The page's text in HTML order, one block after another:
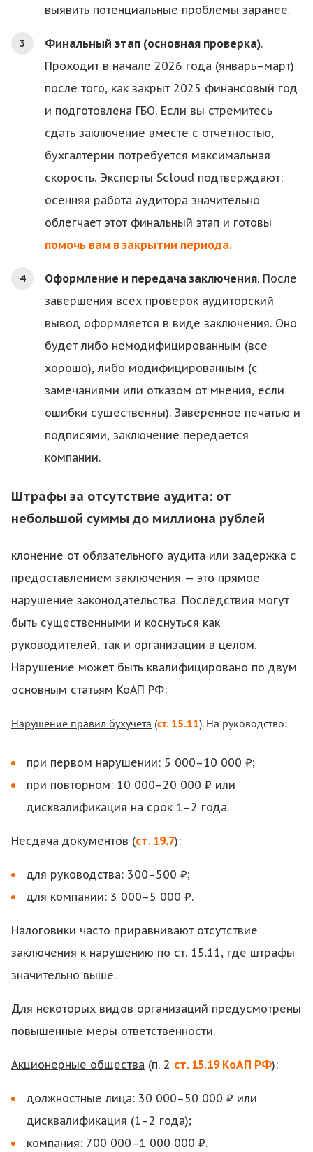
выявить потенциальные проблемы заранее.
Финальный этап (основная проверка).
Проходит в начале 2026 года (январь–март)
после того, как закрыт 2025 финансовый год
и подготовлена ГБО. Если вы стремитесь
сдать заключение вместе с отчетностью,
бухгалтерии потребуется максимальная
скорость. Эксперты Scloud подтверждают:
осенняя работа аудитора значительно
облегчает этот финальный этап и готовы
помочь вам в закрытии периода.
Оформление и передача заключения. После
завершения всех проверок аудиторский
вывод оформляется в виде заключения. Оно
будет либо немодифицированным (все
хорошо), либо модифицированным (с
замечаниями или отказом от мнения, если
ошибки существенны). Заверенное печатью и
подписями, заключение передается
компании.
Штрафы за отсутствие аудита: от
небольшой суммы до миллиона рублей
клонение от обязательного аудита или задержка с
предоставлением заключения — это прямое
нарушение законодательства. Последствия могут
быть существенными и коснуться как
руководителей, так и организации в целом.
Нарушение может быть квалифицировано по двум
основным статьям КоАП РФ:
Нарушение правил бухучета (ст. 15.11). На руководство:
при первом нарушении: 5 000–10 000 ₽;
при повторном: 10 000–20 000 ₽ или
дисквалификация на срок 1–2 года.
Несдача документов (ст. 19.7):
для руководства: 300–500 ₽;
для компании: 3 000–5 000 ₽.
Налоговики часто приравнивают отсутствие
заключения к нарушению по ст. 15.11, где штрафы
значительно выше.
Для некоторых видов организаций предусмотрены
повышенные меры ответственности.
Акционерные общества (п. 2 ст. 15.19 КоАП РФ):
должностные лица: 30 000–50 000 ₽ или
дисквалификация (1–2 года);
компания: 700 000–1 000 000 ₽.